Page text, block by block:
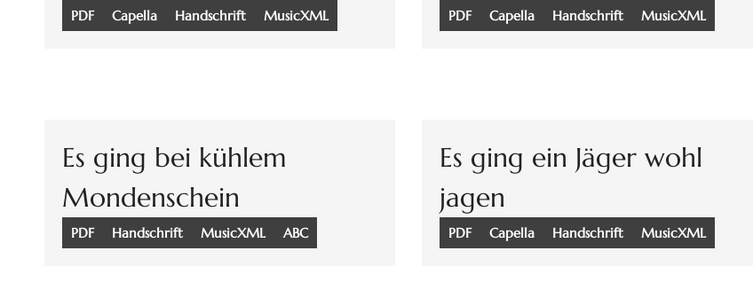
PDF Capella Handschrift MusicXML PDF Capella Handschrift MusicXML
Es ging bei kühlem
Mondenschein
PDF Handschrift MusicXML ABC
Es ging ein Jäger wohl
jagen
PDF Capella Handschrift MusicXML